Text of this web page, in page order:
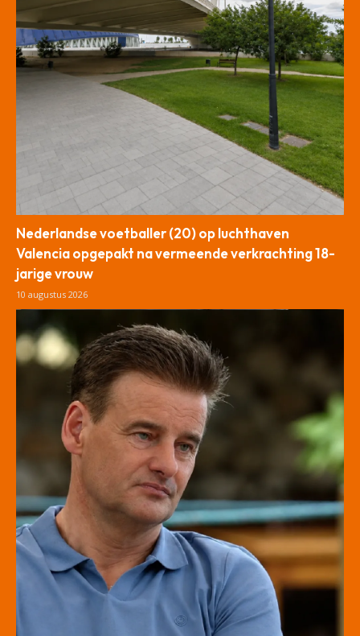
Nederlandse voetballer (20) op luchthaven
Valencia opgepakt na vermeende verkrachting 18-
jarige vrouw
10 augustus 2026